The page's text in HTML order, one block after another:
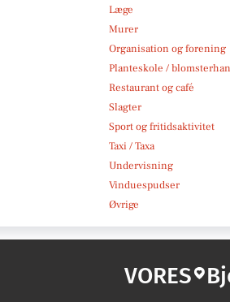
Læge
Murer
Organisation og forening
Planteskole /
Restaurant og café
Slagter
Sport og fritidsaktivitet
Taxi / Taxa
Undervisning
Vinduespudser
Øvrige
VORES